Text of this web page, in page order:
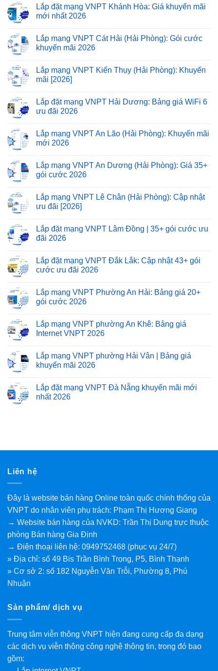
Lắp đặt mạng VNPT Khánh Hòa: Giá khuyến mãi
mới nhất 2026
Lắp mạng VNPT Cát Hải (Hải Phòng): Gói cước
khuyến mãi 2026
Lắp mạng VNPT Kiến Thụy (Hải Phòng): Khuyến
mãi [2026]
Lắp đặt mạng VNPT Hải Dương: Bảng giá WiFi 6
ưu đãi 2026
Lắp mạng VNPT An Lão (Hải Phòng): Khuyến mãi
mới 2026
Lắp mạng VNPT An Dương (Hải Phòng): Giá 35+
gói cước 2026
Lắp mạng VNPT Lê Chân (Hải Phòng): Cập nhật
ưu đãi [2026]
Lắp đặt mạng VNPT Lâm Đồng | 35+ gói cước ưu
đãi 2026
Lắp đặt mạng VNPT Đắk Lắk: Cập nhật 43+ gói
cước ưu đãi 2026
Lắp mạng VNPT Phường An Hải: Bảng giá 20+
gói cước 2026
Lắp mạng VNPT phường An Khê: Bảng giá
Internet VNPT 2026
Lắp mạng VNPT phường Hải Vân | Bảng giá
khuyến mãi 2026
Lắp đặt mạng VNPT Đà Nẵng khuyến mãi mới
nhất 2026
Liên hệ
Đây là website bán hàng Online toàn quốc chính thống của
VNPT do nhân viên phụ trách: Phạm Thị Hương Giang
→ Website bán hàng của NVKD: Trần Thị Dung trực thuộc
phòng Bán hàng Gia Định
→ Điện thoại liên hệ: 0949752468 (phục vụ 24/7)
» Địa chỉ: số 49 Bis Trần Bình Trọng, P5, Bình Thạnh
» Cơ sở 2: số 182 Nguyễn Văn Trỗi, Phường 8, Phú
Nhuận
Sản phẩm/ dịch vụ
Trung tâm viễn thông VNPT hiện đang cung cấp đa dạng
các dịch vụ viễn thông công nghệ thông tin, trong đó bao
gồm: